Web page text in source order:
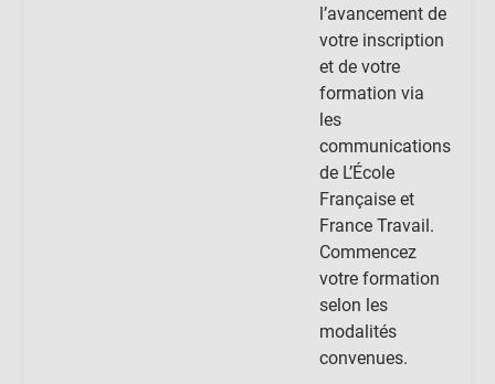
l’avancement de
votre inscription
et de votre
formation via
les
communications
de L’École
Française et
France Travail.
Commencez
votre formation
selon les
modalités
convenues.